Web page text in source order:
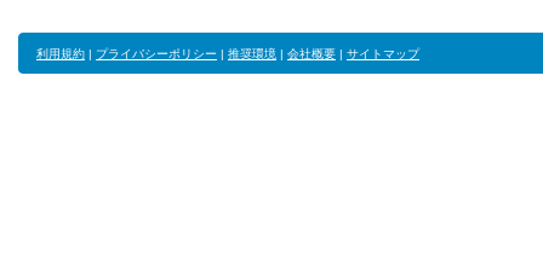
利用規約 | プライバシーポリシー | 推奨環境 | 会社概要 | サイトマップ